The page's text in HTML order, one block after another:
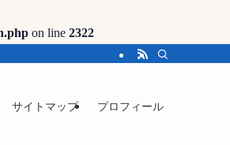
on line 2322
サイトマップ プロフィール